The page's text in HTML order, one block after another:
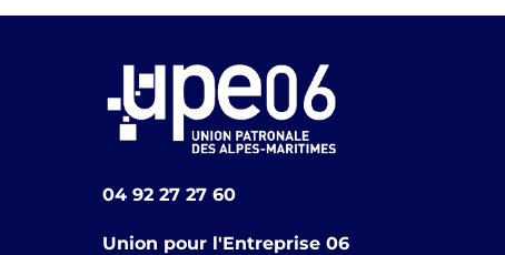
04 92 27 27 60
Union pour l'Entreprise 06